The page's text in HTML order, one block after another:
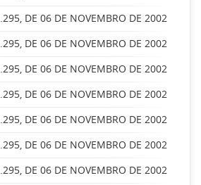
DE 06 DE NOVEMBRO DE 2002
DE 06 DE NOVEMBRO DE 2002
DE 06 DE NOVEMBRO DE 2002
DE 06 DE NOVEMBRO DE 2002
DE 06 DE NOVEMBRO DE 2002
DE 06 DE NOVEMBRO DE 2002
DE 06 DE NOVEMBRO DE 2002